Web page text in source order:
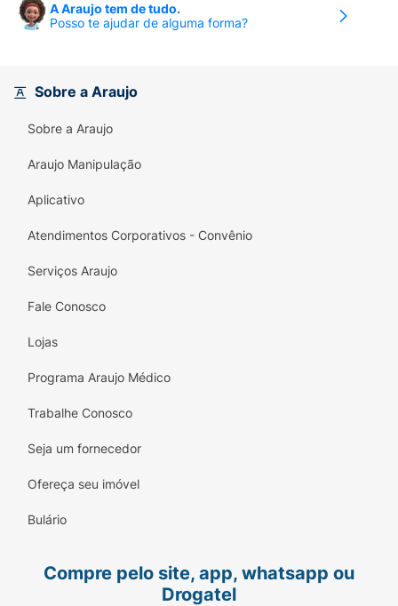
A Araujo tem de tudo.
Posso te ajudar de alguma forma?
Sobre a Araujo
Sobre a Araujo
Araujo Manipulação
Aplicativo
Atendimentos Corporativos - Convênio
Serviços Araujo
Fale Conosco
Lojas
Programa Araujo Médico
Trabalhe Conosco
Seja um fornecedor
Ofereça seu imóvel
Bulário
Compre pelo site, app, whatsapp ou
Drogatel